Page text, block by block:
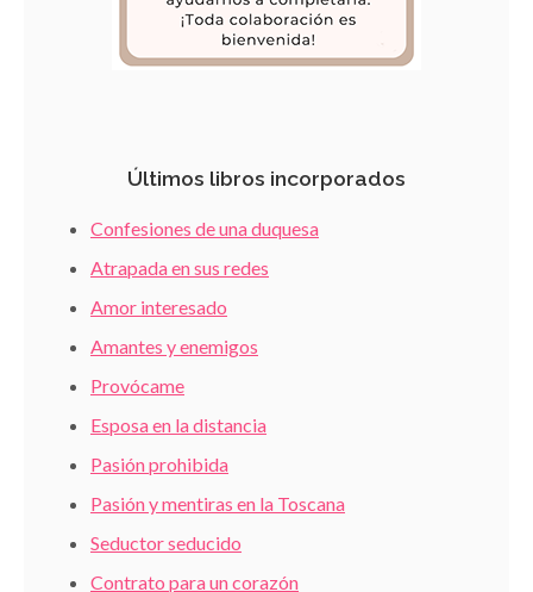
Últimos libros incorporados
Confesiones de una duquesa
Atrapada en sus redes
Amor interesado
Amantes y enemigos
Provócame
Esposa en la distancia
Pasión prohibida
Pasión y mentiras en la Toscana
Seductor seducido
Contrato para un corazón